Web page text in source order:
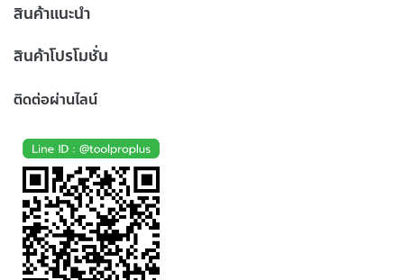
สินค้าแนะนำ
สินค้าโปรโมชั่น
ติดต่อผ่านไลน์